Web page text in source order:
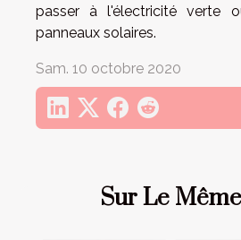
Sur Le
passer à l'électricité verte
panneaux solaires.
Sam. 10 octobre 2020